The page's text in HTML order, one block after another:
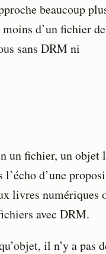
beaucoup
d’un fichier de
sans DRM ni
un fichier, un objet
d’une
livres numériques
avec DRM.
il n’y a pas